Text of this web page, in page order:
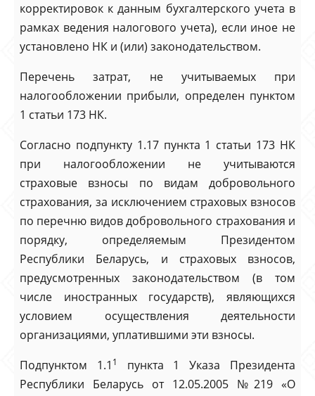
корректировок к данным бухгалтерского учета в
рамках ведения налогового учета), если иное не
установлено НК и (или) законодательством.
Перечень затрат, не учитываемых при
налогообложении прибыли, определен пунктом
1 статьи 173 НК.
Согласно подпункту 1.17 пункта 1 статьи 173 НК
при налогообложении не учитываются
страховые взносы по видам добровольного
страхования, за исключением страховых взносов
по перечню видов добровольного страхования и
порядку, определяемым Президентом
Республики Беларусь, и страховых взносов,
предусмотренных законодательством (в том
числе иностранных государств), являющихся
условием осуществления деятельности
организациями, уплатившими эти взносы.
Подпунктом 1.1 1
пункта 1 Указа Президента
Республики Беларусь от 12.05.2005 №219 «О